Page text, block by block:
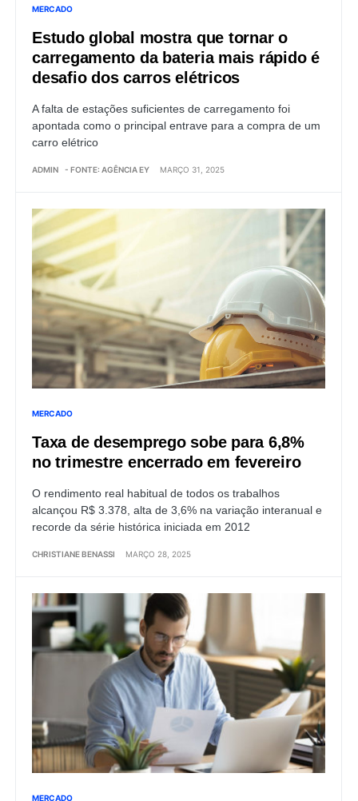
MERCADO
Estudo global mostra que tornar o
carregamento da bateria mais rápido é
desafio dos carros elétricos
A falta de estações suficientes de carregamento foi
apontada como o principal entrave para a compra de um
carro elétrico
ADMIN - FONTE: AGÊNCIA EY MARÇO 31, 2025
MERCADO
Taxa de desemprego sobe para 6,8%
no trimestre encerrado em fevereiro
O rendimento real habitual de todos os trabalhos
alcançou R$ 3.378, alta de 3,6% na variação interanual e
recorde da série histórica iniciada em 2012
CHRISTIANE BENASSI MARÇO 28, 2025
MERCADO